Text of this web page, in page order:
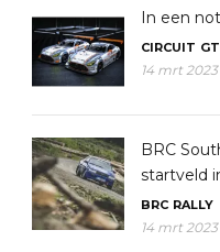
In een
CIRCUIT GT
14 mrt 2023
BRC
startveld
BRC RALLY
14 mrt 2023